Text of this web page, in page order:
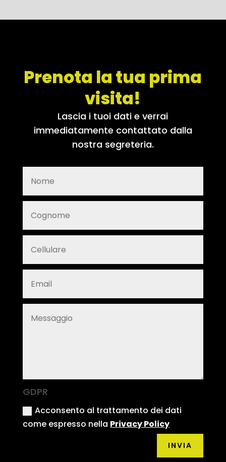
Prenota la tua prima
visita!
Lascia i tuoi dati e verrai
immediatamente contattato dalla
nostra segreteria.
GDPR
Acconsento al trattamento dei dati
come espresso nella Privacy Policy
INVIA